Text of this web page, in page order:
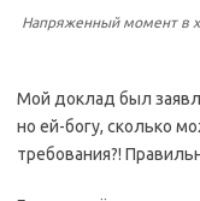
Напряженный момент в
Мой доклад был
но ей-богу, сколько
требования?!